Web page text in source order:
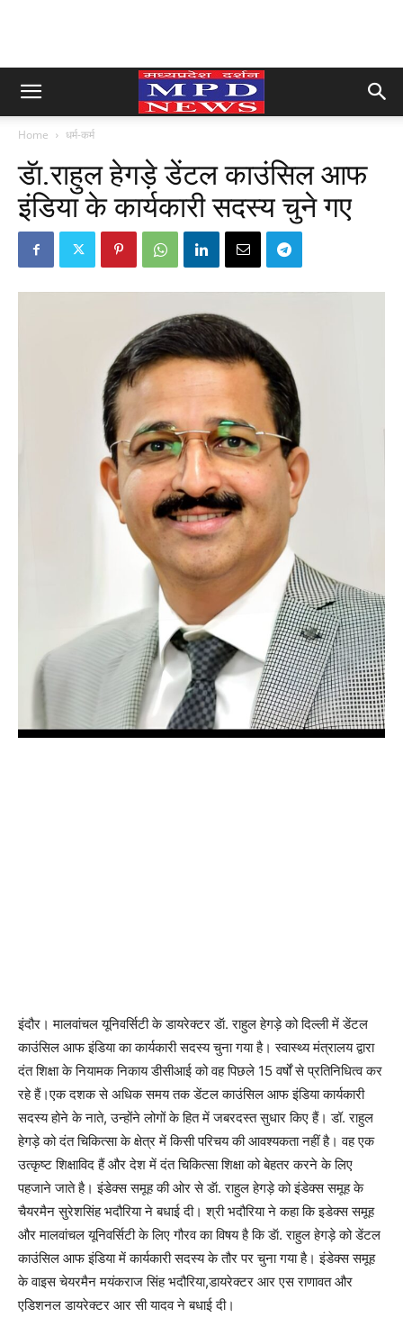
Home धर्म-कर्म
डॅा.राहुल हेगड़े डेंटल काउंसिल आफ
इंडिया के कार्यकारी सदस्य चुने गए
इंदौर। मालवांचल यूनिवर्सिटी के डायरेक्टर डॅा. राहुल हेगड़े को दिल्ली में डेंटल
काउंसिल आफ इंडिया का कार्यकारी सदस्य चुना गया है। स्वास्थ्य मंत्रालय द्वारा
दंत शिक्षा के नियामक निकाय डीसीआई को वह पिछले 15 वर्षों से प्रतिनिधित्व कर
रहे हैं।एक दशक से अधिक समय तक डेंटल काउंसिल आफ इंडिया कार्यकारी
सदस्य होने के नाते, उन्होंने लोगों के हित में जबरदस्त सुधार किए हैं। डॉ. राहुल
हेगड़े को दंत चिकित्सा के क्षेत्र में किसी परिचय की आवश्यकता नहीं है। वह एक
उत्कृष्ट शिक्षाविद हैं और देश में दंत चिकित्सा शिक्षा को बेहतर करने के लिए
पहजाने जाते है। इंडेक्स समूह की ओर से डॅा. राहुल हेगड़े को इंडेक्स समूह के
चैयरमैन सुरेशसिंह भदौरिया ने बधाई दी। श्री भदौरिया ने कहा कि इडेक्स समूह
और मालवांचल यूनिवर्सिटी के लिए गौरव का विषय है कि डॅा. राहुल हेगड़े को डेंटल
काउंसिल आफ इंडिया में कार्यकारी सदस्य के तौर पर चुना गया है। इंडेक्स समूह
के वाइस चेयरमैन मयंकराज सिंह भदौरिया,डायरेक्टर आर एस राणावत और
एडिशनल डायरेक्टर आर सी यादव ने बधाई दी।